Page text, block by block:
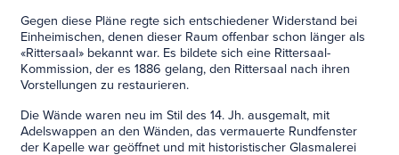
Gegen diese Pläne regte sich entschiedener Widerstand bei
Einheimischen, denen dieser Raum offenbar schon länger als
«Rittersaal» bekannt war. Es bildete sich eine Rittersaal-
Kommission, der es 1886 gelang, den Rittersaal nach ihren
Vorstellungen zu restaurieren.
Die Wände waren neu im Stil des 14. Jh. ausgemalt, mit
Adelswappen an den Wänden, das vermauerte Rundfenster
der Kapelle war geöffnet und mit historistischer Glasmalerei